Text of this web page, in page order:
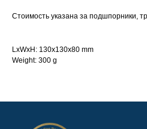
Стоимость указана за подшпорники,
LxWxH: 130x130x80 mm
Weight: 300 g